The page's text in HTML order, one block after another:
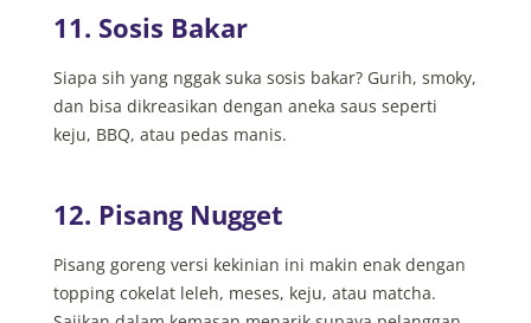
11. Sosis Bakar
Siapa sih yang nggak suka sosis bakar? Gurih, smoky,
dan bisa dikreasikan dengan aneka saus seperti
keju, BBQ, atau pedas manis.
12. Pisang Nugget
Pisang goreng versi kekinian ini makin enak dengan
topping cokelat leleh, meses, keju, atau matcha.